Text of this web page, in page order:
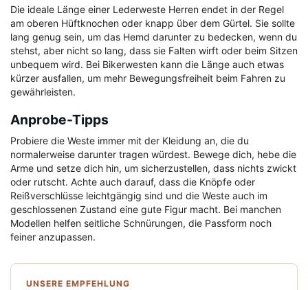
Die ideale Länge einer Lederweste Herren endet in der Regel
am oberen Hüftknochen oder knapp über dem Gürtel. Sie sollte
lang genug sein, um das Hemd darunter zu bedecken, wenn du
stehst, aber nicht so lang, dass sie Falten wirft oder beim Sitzen
unbequem wird. Bei Bikerwesten kann die Länge auch etwas
kürzer ausfallen, um mehr Bewegungsfreiheit beim Fahren zu
gewährleisten.
Anprobe-Tipps
Probiere die Weste immer mit der Kleidung an, die du
normalerweise darunter tragen würdest. Bewege dich, hebe die
Arme und setze dich hin, um sicherzustellen, dass nichts zwickt
oder rutscht. Achte auch darauf, dass die Knöpfe oder
Reißverschlüsse leichtgängig sind und die Weste auch im
geschlossenen Zustand eine gute Figur macht. Bei manchen
Modellen helfen seitliche Schnürungen, die Passform noch
feiner anzupassen.
UNSERE EMPFEHLUNG